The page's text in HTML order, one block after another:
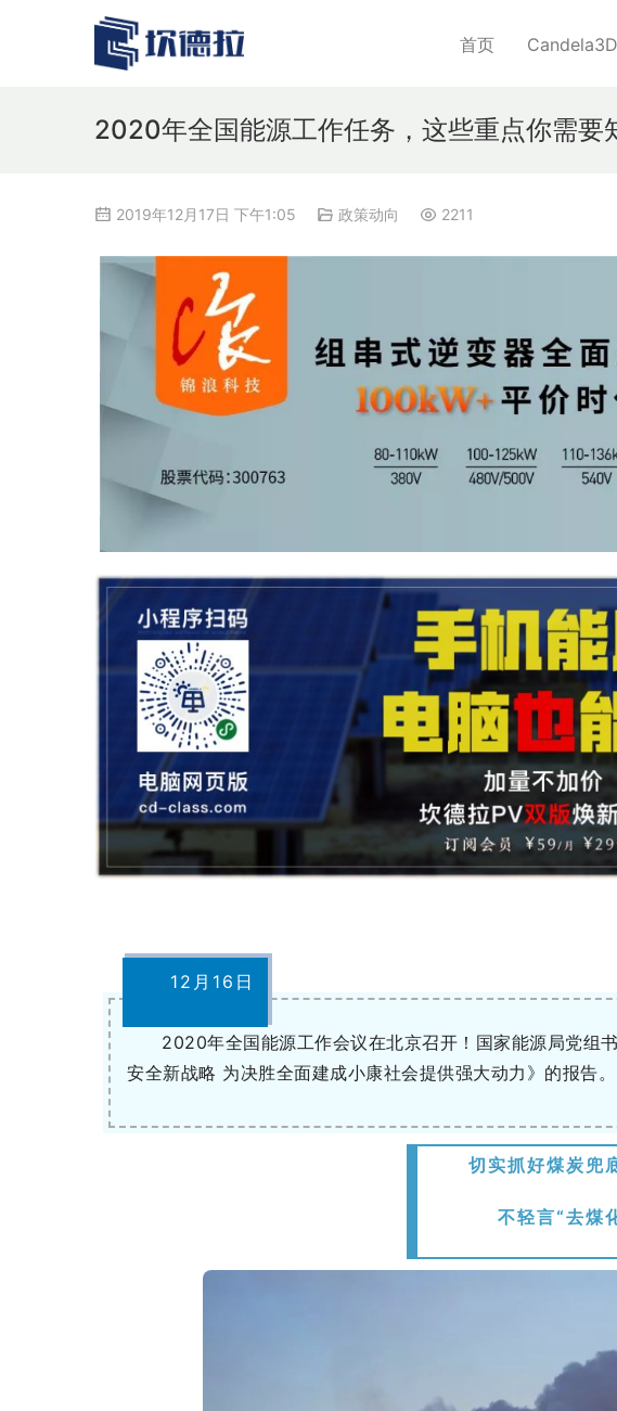
首页 Candela3D
2020年全国能源工作任务，这些重点你需要
2019年12月17日 下午1:05 政策动向 2211
12月16日
2020年全国能源工作会议在北京召开！国家能源局党组
安全新战略 为决胜全面建成小康社会提供强大动力》的报告。
切实抓好煤炭兜
不轻言“去煤